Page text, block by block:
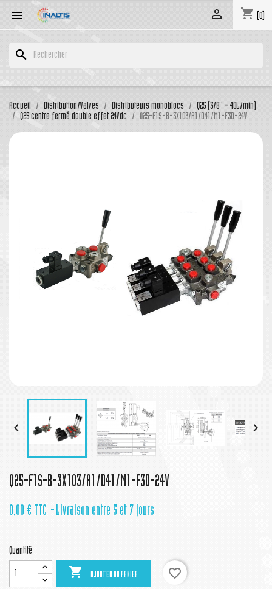
 shopping_cart (0)

search
Accueil Distribution/Valves Distributeurs monoblocs
Q25 (3/8'' - 40L/min)
Q25 centre fermé double effet 24Vdc
Q25-F1S-B-3X103/A1/D41/M1-F3D-24V
 
Q25-F1S-B-3X103/A1/D41/M1-F3D-24V
0,00 € TTC Livraison entre 5 et 7 jours
Quantité
 AJOUTER AU PANIER
favorite_border